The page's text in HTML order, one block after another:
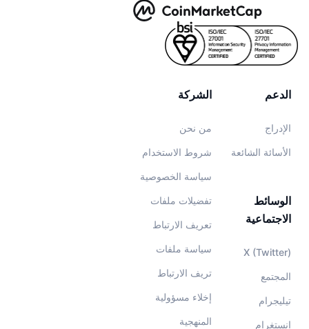
الشركة
من نحن
شروط الاستخدام
سياسة الخصوصية
تفضيلات ملفات
تعريف الارتباط
سياسة ملفات
تريف الارتباط
إخلاء مسؤولية
المنهجية
الدعم
الإدراج
الأسائة الشائعة
الوسائط
الاجتماعية
X (Twitter)
المجتمع
تيليجرام
إنستغرام